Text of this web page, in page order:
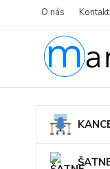
O nás Kontakt